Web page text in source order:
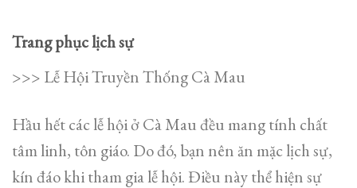
Trang phục lịch sự
>>> Lễ Hội Truyền Thống Cà Mau
Hầu hết các lễ hội ở Cà Mau đều mang tính chất
tâm linh, tôn giáo. Do đó, bạn nên ăn mặc lịch sự,
kín đáo khi tham gia lễ hội. Điều này thể hiện sự